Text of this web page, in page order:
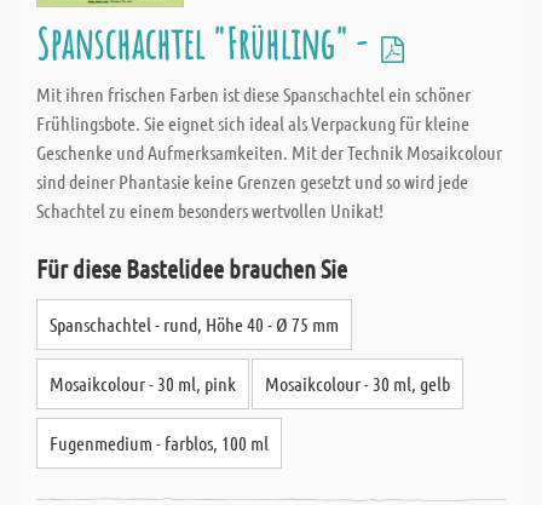
Spanschachtel "Frühling" -
Mit ihren frischen Farben ist diese Spanschachtel ein schöner
Frühlingsbote. Sie eignet sich ideal als Verpackung für kleine
Geschenke und Aufmerksamkeiten. Mit der Technik Mosaikcolour
sind deiner Phantasie keine Grenzen gesetzt und so wird jede
Schachtel zu einem besonders wertvollen Unikat!
Für diese Bastelidee brauchen Sie
Spanschachtel - rund, Höhe 40 - Ø 75 mm
Mosaikcolour - 30 ml, pink Mosaikcolour - 30 ml, gelb
Fugenmedium - farblos, 100 ml